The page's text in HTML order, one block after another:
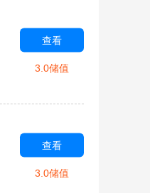
查看
3.0储值
查看
3.0储值